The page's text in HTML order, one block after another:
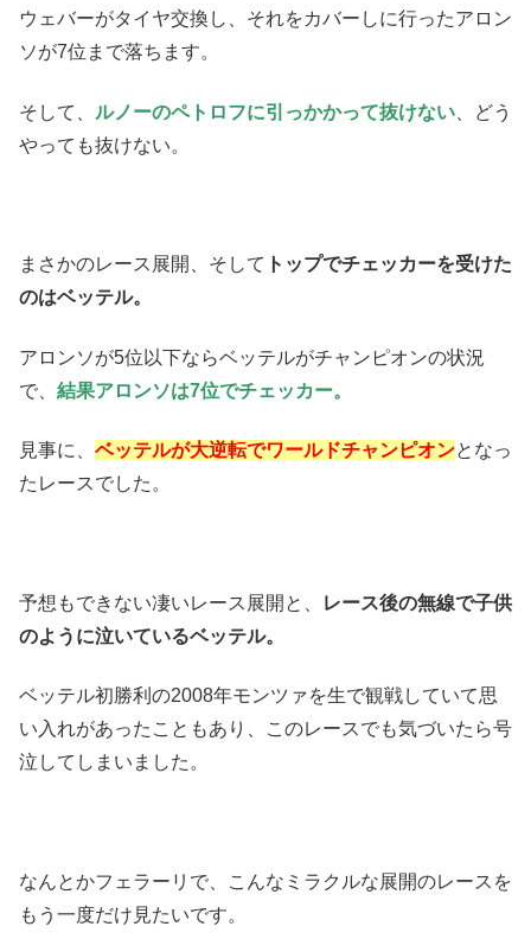
ウェバーがタイヤ交換し、それをカバーしに行ったアロン
ソが7位まで落ちます。
そして、 ルノーのペトロフに引っかかって抜けない 、どう
やっても抜けない。
まさかのレース展開、そして トップでチェッカーを受けた
のはベッテル。
アロンソが5位以下ならベッテルがチャンピオンの状況
で、 結果アロンソは7位でチェッカー。
見事に、 ベッテルが大逆転でワールドチャンピオンとなっ
たレースでした。
予想もできない凄いレース展開と、
レース後の無線で子供
のように泣いているベッテル。
ベッテル初勝利の2008年モンツァを生で観戦していて思
い入れがあったこともあり、このレースでも気づいたら号
泣してしまいました。
なんとかフェラーリで、こんなミラクルな展開のレースを
もう一度だけ見たいです。